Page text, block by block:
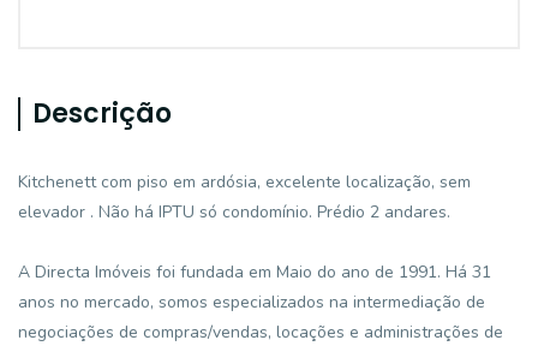
Descrição
Kitchenett com piso em ardósia, excelente localização, sem
elevador . Não há IPTU só condomínio. Prédio 2 andares.
A Directa Imóveis foi fundada em Maio do ano de 1991. Há 31
anos no mercado, somos especializados na intermediação de
negociações de compras/vendas, locações e administrações de